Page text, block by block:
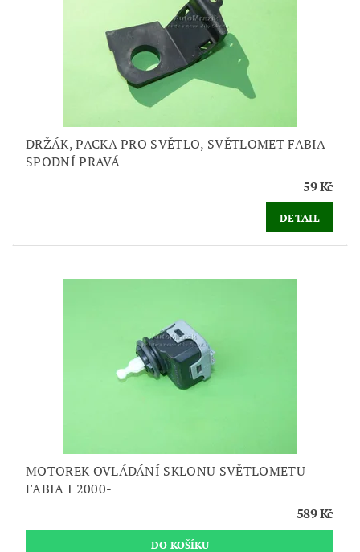
DRŽÁK, PACKA PRO SVĚTLO, SVĚTLOMET FABIA
SPODNÍ PRAVÁ
59 Kč
DETAIL
MOTOREK OVLÁDÁNÍ SKLONU SVĚTLOMETU
FABIA I 2000-
589 Kč